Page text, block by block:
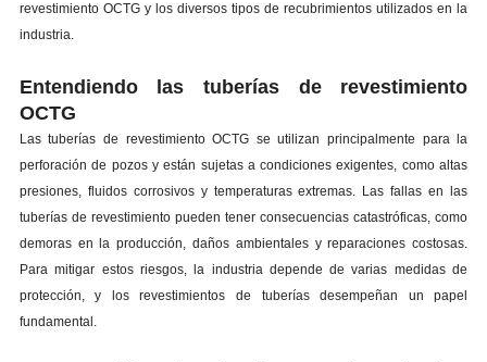
revestimiento OCTG y los diversos tipos de recubrimientos utilizados en la
industria.
Entendiendo las tuberías de revestimiento
OCTG
Las tuberías de revestimiento OCTG se utilizan principalmente para la
perforación de pozos y están sujetas a condiciones exigentes, como altas
presiones, fluidos corrosivos y temperaturas extremas. Las fallas en las
tuberías de revestimiento pueden tener consecuencias catastróficas, como
demoras en la producción, daños ambientales y reparaciones costosas.
Para mitigar estos riesgos, la industria depende de varias medidas de
protección, y los revestimientos de tuberías desempeñan un papel
fundamental.